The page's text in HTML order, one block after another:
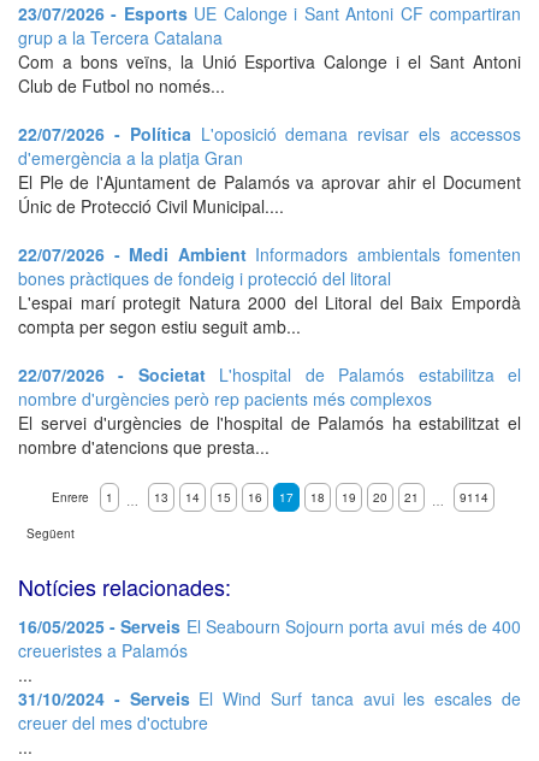
23/07/2026 - Esports UE Calonge i Sant Antoni CF compartiran
grup a la Tercera Catalana
Com a bons veïns, la Unió Esportiva Calonge i el Sant Antoni
Club de Futbol no només...
22/07/2026 - Política L'oposició demana revisar els accessos
d'emergència a la platja Gran
El Ple de l'Ajuntament de Palamós va aprovar ahir el Document
Únic de Protecció Civil Municipal....
22/07/2026 - Medi Ambient Informadors ambientals fomenten
bones pràctiques de fondeig i protecció del litoral
L'espai marí protegit Natura 2000 del Litoral del Baix Empordà
compta per segon estiu seguit amb...
22/07/2026 - Societat L'hospital de Palamós estabilitza el
nombre d'urgències però rep pacients més complexos
El servei d'urgències de l'hospital de Palamós ha estabilitzat el
nombre d'atencions que presta...
Enrere 1 … 13 14 15 16 17 18 19 20 21 … 9114
Següent
Notícies relacionades:
16/05/2025 - Serveis El Seabourn Sojourn porta avui més de 400
creueristes a Palamós
...
31/10/2024 - ServeisEl Wind Surf tanca avui les escales de
creuer del mes d'octubre
...